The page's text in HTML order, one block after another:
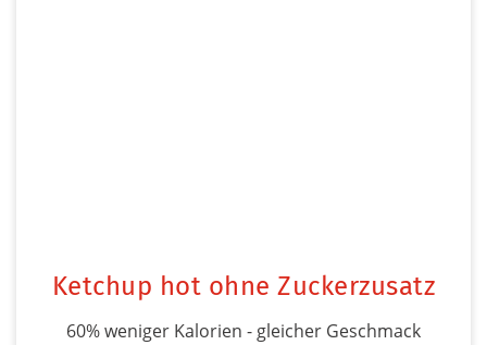
Ketchup hot ohne Zuckerzusatz
60% weniger Kalorien - gleicher Geschmack